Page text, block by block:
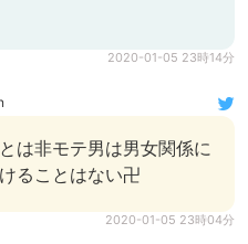
2020-01-05 23時14分
は非モテ男は男女関係に
ることはない卍
2020-01-05 23時04分